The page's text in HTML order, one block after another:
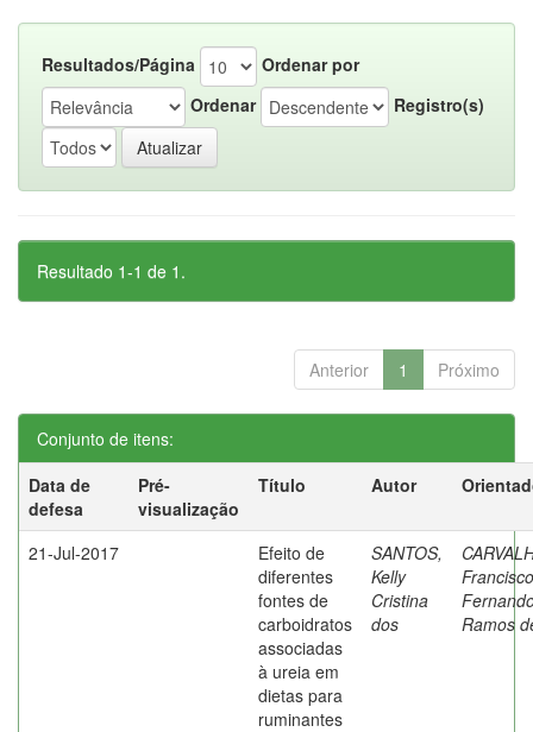
Resultados/Página
Ordenar por
Ordenar
Registro(s)
Resultado 1-1 de 1.
Anterior 1 Próximo
Conjunto de itens:
Data de
defesa
Pré-
visualização
Título Autor
21-Jul-2017
Efeito de
diferentes
fontes de
carboidratos
associadas
à ureia em
dietas para
ruminantes
SANTOS,
Kelly
Cristina
dos
Francisco
Ramos